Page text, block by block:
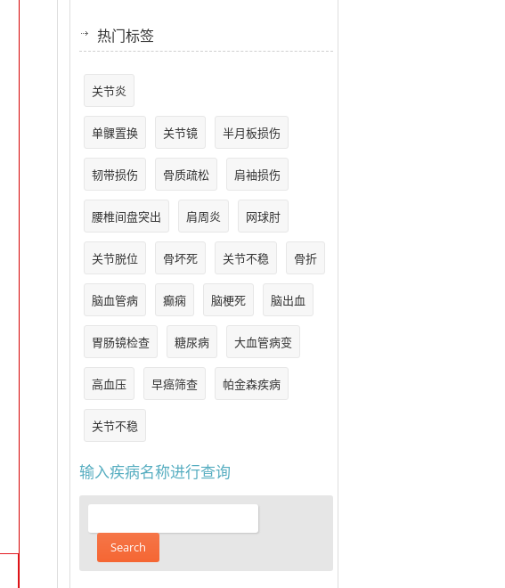
热门标签
关节炎
单髁置换 关节镜 半月板损伤
韧带损伤 骨质疏松 肩袖损伤
腰椎间盘突出 肩周炎 网球肘
关节脱位 骨坏死 关节不稳 骨折
脑血管病 癫痫 脑梗死 脑出血
胃肠镜检查 糖尿病 大血管病变
高血压 早癌筛查 帕金森疾病
关节不稳
输入疾病名称进行查询